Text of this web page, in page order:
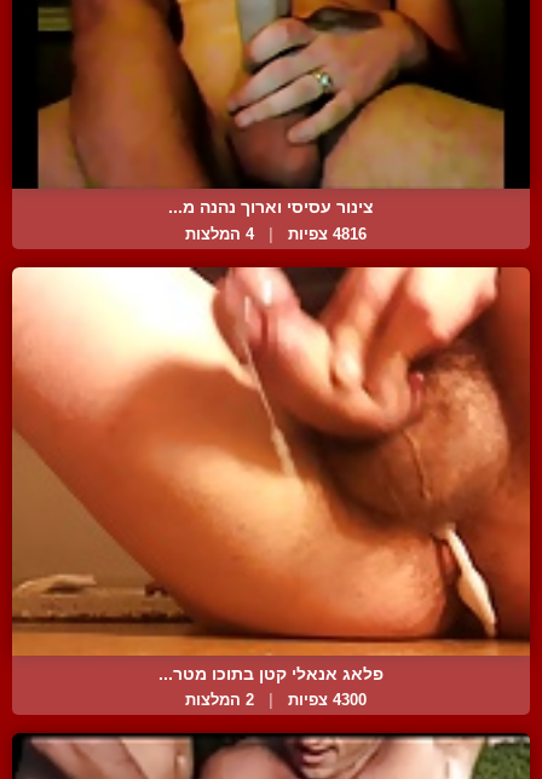
צינור עסיסי וארוך נהנה מ...
4816 צפיות | 4 המלצות
פלאג אנאלי קטן בתוכו מטר...
4300 צפיות 2 המלצות